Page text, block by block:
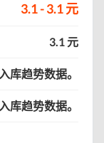
3.1 - 3.1 元
3.1 元
库趋势数据。
库趋势数据。